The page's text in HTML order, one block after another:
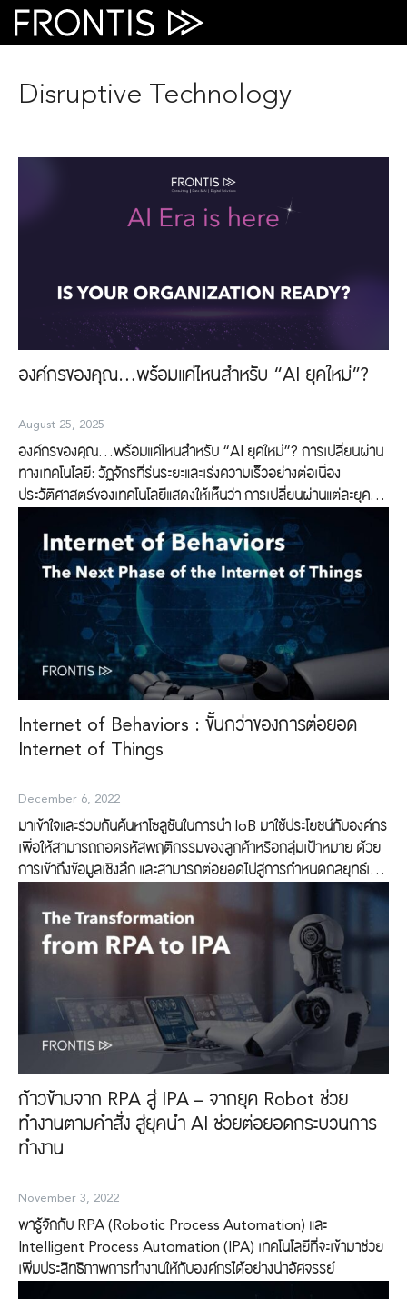
Skip
Disruptive Technology
องค์กรของคุณ…พร้อมแค่ไหนสำหรับ “AI ยุคใหม่”?
August 25, 2025
องค์กรของคุณ…พร้อมแค่ไหนสำหรับ “AI ยุคใหม่”? การเปลี่ยนผ่าน
ทางเทคโนโลยี: วัฏจักรที่ร่นระยะและเร่งความเร็วอย่างต่อเนื่อง
ประวัติศาสตร์ของเทคโนโลยีแสดงให้เห็นว่า การเปลี่ยนผ่านแต่ละยุคส่ง
ผลต่อโครงสร้างทางเศรษฐกิจ สังคม และองค์กรธุรกิจ โดยเฉพาะใน
ช่วงสามทศวรรษที่ผ่านมา โลกได้ผ่านคลื่นนวัตกรรมครั้งสำคัญอย่าง
ต่อเนื่อง ตั้งแต่การใช้งานคอมพิวเตอร์ในองค์กร การเกิดขึ้นของ
อินเทอร์เน็ตในช่วงต้นศตวรรษที่ 21 การแพร่หลายของสมาร์ทโฟนใน
ช่วงไม่กี่ปีถัดมา จนถึงการเกิดขึ้นของโซเชียลแพลตฟอร์มที่เปลี่ยนแปลง
พฤติกรรมผู้บริโภคในระดับมหภาค สิ่งที่น่าสังเกตคือ ระยะเวลาที่
เทคโนโลยีใหม่แต่ละอย่างใช้ในการเปลี่ยนแปลงวิธีการทำงานของมนุษย์
นั้น “สั้นลง” และ “รุนแรงขึ้น” อย่างชัดเจนปัจจุบัน โลกได้เข้าสู่ช่วงหัว
เลี้ยวหัวต่อของคลื่นเทคโนโลยีลูกใหม่ที่มีอิทธิพลไม่แพ้คลื่นใดในอดีต
— นั่นคือปัญญาประดิษฐ์ (Artificial Intelligence: AI) ซึ่งไม่ใช่เพียง
และตัดสินใจได้เองบนฐานข้อมูลขนาดใหญ่ ซึ่งจะกลายเป็นกลไกหลักที่
จับตาดู’ แต่กลายเป็น ‘เรื่องที่ต้องเร่งมือทำ’ เพื่อให้องค์กรอยู่รอดและ
เติบโตได้ต่อไป การเปิดตัวของ ChatGPT และโมเดลภาษาอื่น ๆ ในช่วง
ปลายปี 2022 ได้เปลี่ยนวิธีที่สังคมรับรู้ถึงศักยภาพของ AI อย่างสิ้น
เชิง จากเดิมที่ AI ถูกมองว่าเป็นเทคโนโลยีเชิงทดลองหรือจำกัดอยู่ใน
แวดวงเฉพาะทาง ปัจจุบัน AI กลายเป็นเครื่องมือที่ทุกคนสามารถเข้าถึง
ได้ง่าย […]
Internet of Behaviors : ขั้นกว่าของการต่อยอด
Internet of Things
December 6, 2022
มาเข้าใจและร่วมกันค้นหาโซลูชันในการนำ IoB มาใช้ประโยชน์กับองค์กร
เพื่อให้สามารถถอดรหัสพฤติกรรมของลูกค้าหรือกลุ่มเป้าหมาย ด้วย
การเข้าถึงข้อมูลเชิงลึก และสามารถต่อยอดไปสู่การกำหนดกลยุทธ์เพื่อ
ก้าวข้ามจาก RPA สู่ IPA – จากยุค Robot ช่วย
ทำงานตามคำสั่ง สู่ยุคนำ AI ช่วยต่อยอดกระบวนการ
ทำงาน
November 3, 2022
พารู้จักกับ RPA (Robotic Process Automation) และ
Intelligent Process Automation (IPA) เทคโนโลยีที่จะเข้ามาช่วย
เพิ่มประสิทธิภาพการทำงานให้กับองค์กรได้อย่างน่าอัศจรรย์